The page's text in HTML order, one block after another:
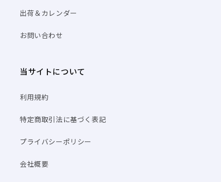
出荷＆カレンダー
お問い合わせ
当サイトについて
利用規約
特定商取引法に基づく表記
プライバシーポリシー
会社概要